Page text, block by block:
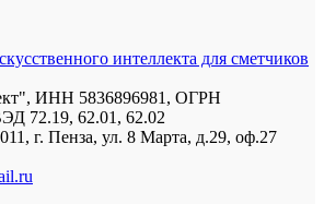
интеллекта для сметчиков
ИНН 5836896981, ОГРН
72.19, 62.01, 62.02
г. Пенза, ул. 8 Марта, д.29, оф.27